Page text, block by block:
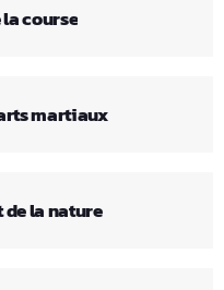
course
martiaux
de la nature